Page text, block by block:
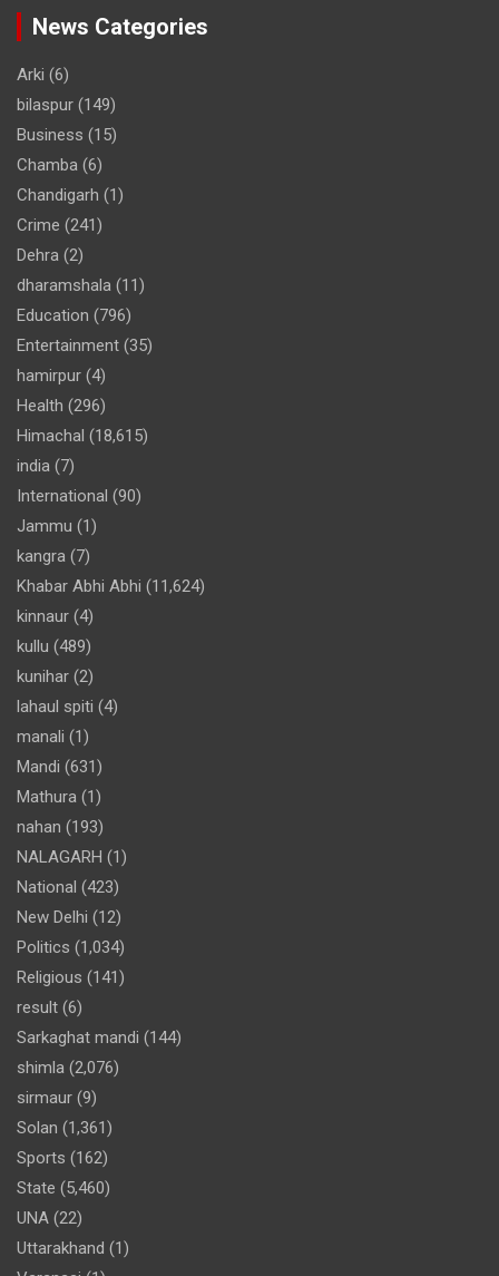
News Categories
Arki (6)
bilaspur (149)
Business (15)
Chamba (6)
Chandigarh (1)
Crime (241)
Dehra (2)
dharamshala (11)
Education (796)
Entertainment (35)
hamirpur (4)
Health (296)
Himachal (18,615)
india (7)
International (90)
Jammu (1)
kangra (7)
Khabar Abhi Abhi (11,624)
kinnaur (4)
kullu (489)
kunihar (2)
lahaul spiti (4)
manali (1)
Mandi (631)
Mathura (1)
nahan (193)
NALAGARH (1)
National (423)
New Delhi (12)
Politics (1,034)
Religious (141)
result (6)
Sarkaghat mandi (144)
shimla (2,076)
sirmaur (9)
Solan (1,361)
Sports (162)
State (5,460)
UNA (22)
Uttarakhand (1)